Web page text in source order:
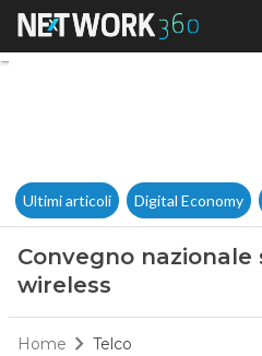
Ultimi articoli Digital Economy
Convegno
wireless
Home Telco